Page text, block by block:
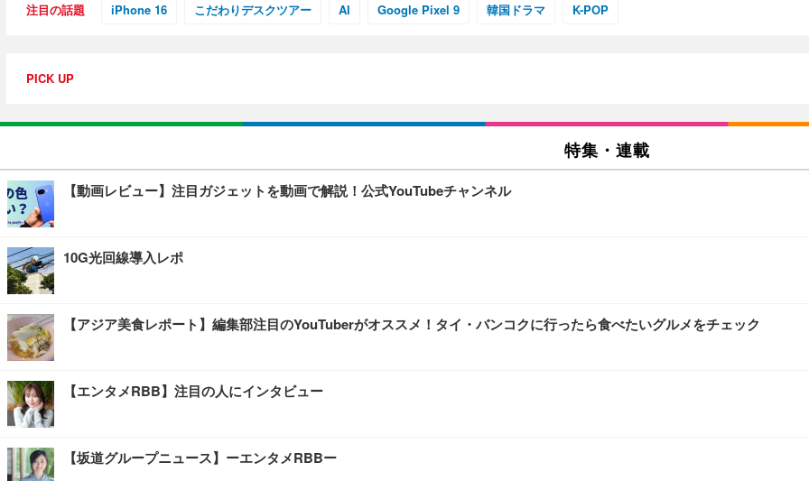
注目の話題 iPhone 16 こだわりデスクツアー AI Google Pixel 9 韓国ドラマ K-POP
PICK UP
特集・連載
【動画レビュー】注目ガジェットを動画で解説！公式YouTubeチャンネル
10G光回線導入レポ
【アジア美食レポート】編集部注目のYouTuberがオススメ！タイ・バンコクに行ったら食べたいグルメをチェック
【エンタメRBB】注目の人にインタビュー
【坂道グループニュース】ーエンタメRBBー